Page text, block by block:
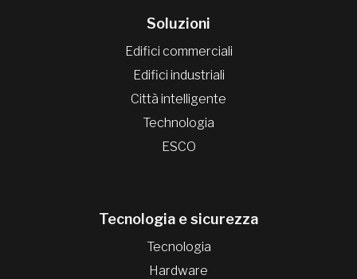
Soluzioni
Edifici commerciali
Edifici industriali
Città intelligente
Technologia
ESCO
Tecnologia e sicurezza
Tecnologia
Hardware